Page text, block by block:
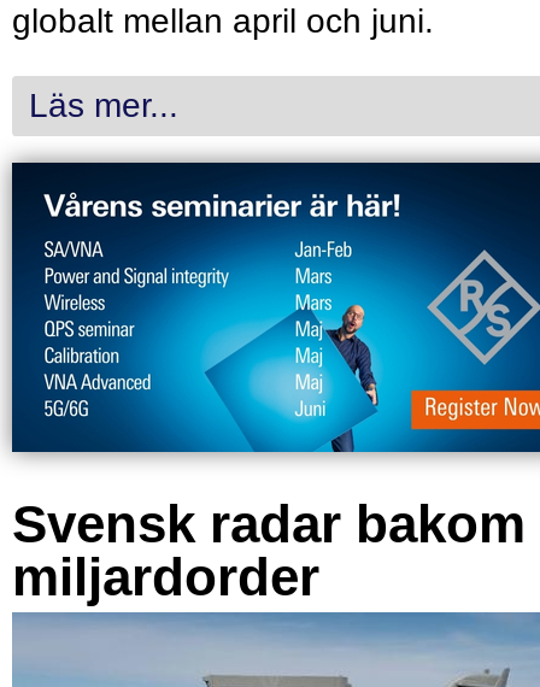
globalt mellan april och juni.
Läs mer...
Svensk radar bakom
miljardorder